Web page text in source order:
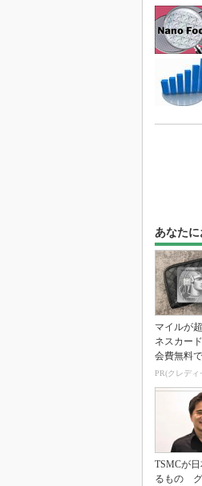
あなた
マイルが
ネスカー
会費無料
1.125%
PR(クレディ
TSMCが
るもの